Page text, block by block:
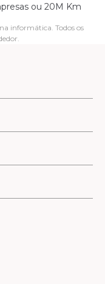
ou 20M Km
informática. Todos os